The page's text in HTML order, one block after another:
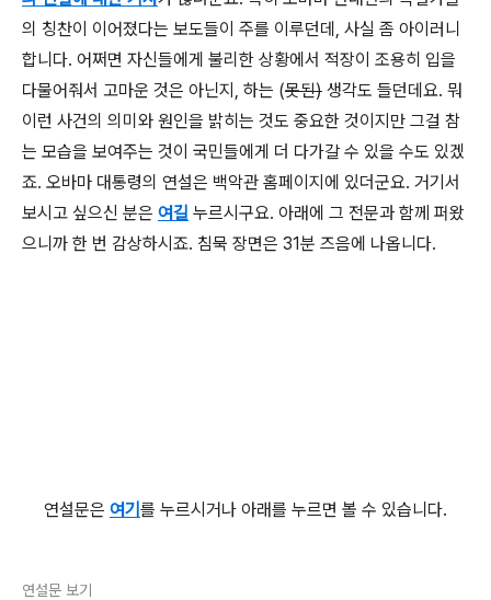
의 칭찬이 이어졌다는 보도들이 주를 이루던데, 사실 좀 아이러니
합니다. 어쩌면 자신들에게 불리한 상황에서 적장이 조용히 입을
다물어줘서 고마운 것은 아닌지, 하는 (못된) 생각도 들던데요. 뭐
이런 사건의 의미와 원인을 밝히는 것도 중요한 것이지만 그걸 참
는 모습을 보여주는 것이 국민들에게 더 다가갈 수 있을 수도 있겠
죠. 오바마 대통령의 연설은 백악관 홈페이지에 있더군요. 거기서
보시고 싶으신 분은 여길 누르시구요. 아래에 그 전문과 함께 퍼왔
으니까 한 번 감상하시죠. 침묵 장면은 31분 즈음에 나옵니다.
연설문은 여기 를 누르시거나 아래를 누르면 볼 수 있습니다.
연설문 보기